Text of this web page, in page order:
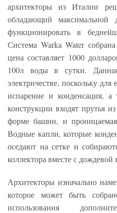
архитекторы из Италии
обладающий максимальной
функционировать в
Система Warka Water
цена составляет 1000
100л воды в сутки.
электричестве, поскольку
испарение и конденсация, а
конструкции входят прутья
форме башни, и проницаемая
Водные капли, которые
оседают на сетке и
коллектора вместе с дождевой
Архитекторы изначально
которое может быть
использования